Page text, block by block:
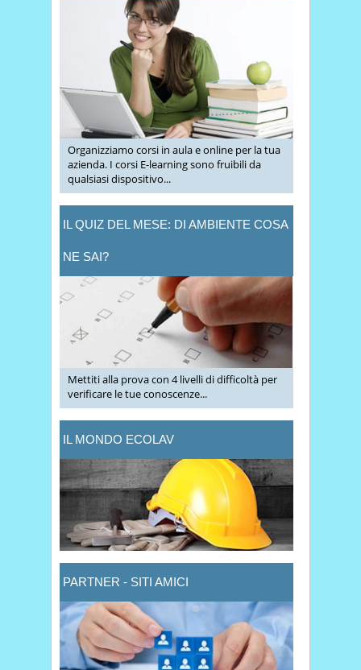
Organizziamo corsi in aula e online per la tua
azienda. I corsi E-learning sono fruibili da
qualsiasi dispositivo...
IL QUIZ DEL MESE: DI AMBIENTE COSA
NE SAI?
Mettiti alla prova con 4 livelli di difficoltà per
verificare le tue conoscenze...
IL MONDO ECOLAV
PARTNER - SITI AMICI